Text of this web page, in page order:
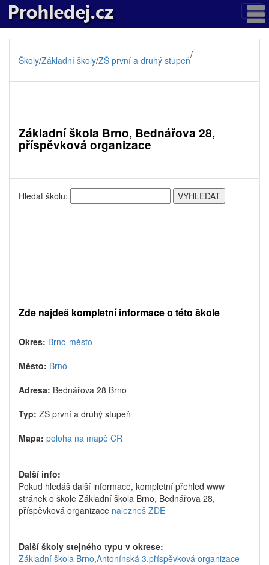
Školy/Základní školy/ZŠ první a druhý stupeň/
Základní škola Brno, Bednářova 28,
příspěvková organizace
Hledat školu:
Zde najdeš kompletní informace o této škole
Okres: Brno-město
Město: Brno
Adresa: Bednářova 28 Brno
Typ: ZŠ první a druhý stupeň
Mapa: poloha na mapě ČR
Další info:
Pokud hledáš další informace, kompletní přehled www
stránek o škole Základní škola Brno, Bednářova 28,
příspěvková organizace nalezneš ZDE
Další školy stejného typu v okrese:
Základní škola Brno,Antonínská 3,příspěvková organizace